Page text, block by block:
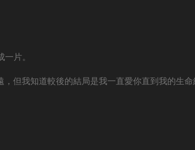
片。
但我知道較後的結局是我一直愛你直到我的生命